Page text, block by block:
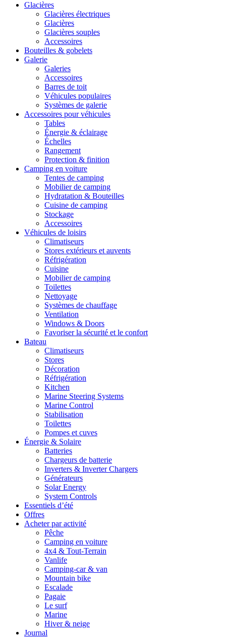
Glacières
Glacières électriques
Glacières
Glacières souples
Accessoires
Bouteilles & gobelets
Galerie
Galeries
Accessoires
Barres de toit
Véhicules populaires
Systèmes de galerie
Accessoires pour véhicules
Tables
Énergie & éclairage
Échelles
Rangement
Protection & finition
Camping en voiture
Tentes de camping
Mobilier de camping
Hydratation & Bouteilles
Cuisine de camping
Stockage
Accessoires
Véhicules de loisirs
Climatiseurs
Stores extérieurs et auvents
Réfrigération
Cuisine
Mobilier de camping
Toilettes
Nettoyage
Systèmes de chauffage
Ventilation
Windows & Doors
Favoriser la sécurité et le confort
Bateau
Climatiseurs
Stores
Décoration
Réfrigération
Kitchen
Marine Steering Systems
Marine Control
Stabilisation
Toilettes
Pompes et cuves
Énergie & Solaire
Batteries
Chargeurs de batterie
Inverters & Inverter Chargers
Générateurs
Solar Energy
System Controls
Essentiels d’été
Offres
Acheter par activité
Pêche
Camping en voiture
4x4 & Tout-Terrain
Vanlife
Camping-car & van
Mountain bike
Escalade
Pagaie
Le surf
Marine
Hiver & neige
Journal